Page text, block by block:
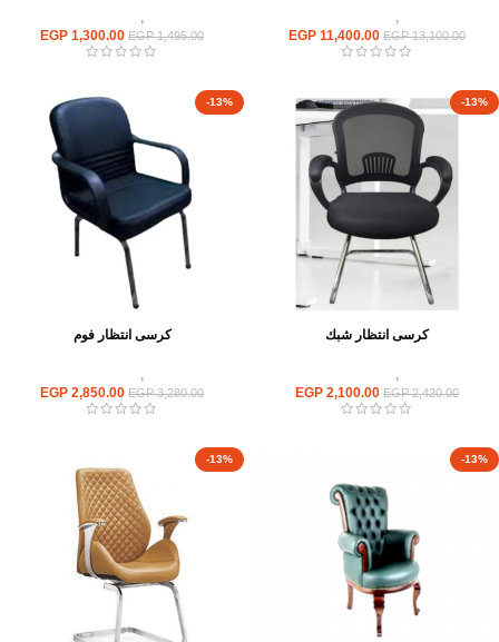
,
EGP13,100.00
EGP 11,400.00
,
EGP1,495.00
EGP 1,300.00
-13%
كرسى انتظار شبك
,
EGP2,420.00
EGP 2,100.00
-13%
كرسى انتظار فوم
,
EGP3,280.00
EGP 2,850.00
-13%
-13%